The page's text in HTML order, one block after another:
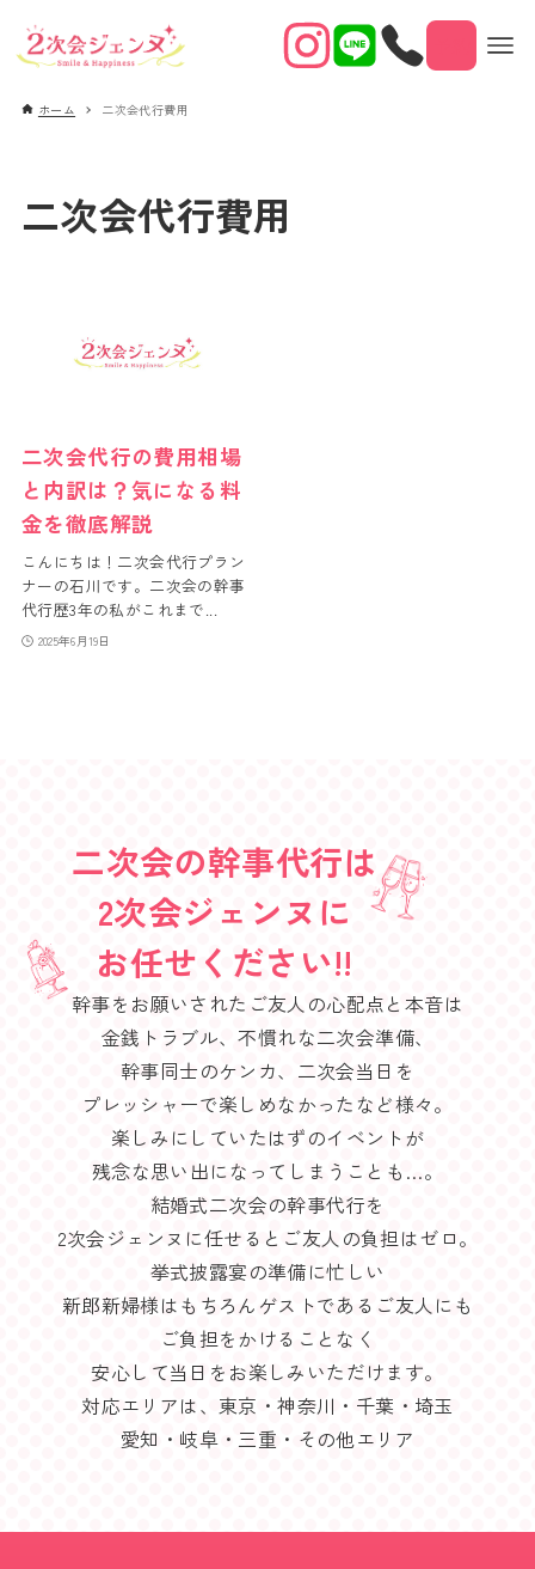
ホーム 二次会代行費用
二次会代行費用
二次会代行の費用相場
と内訳は？気になる料
金を徹底解説
こんにちは！二次会代行プラン
ナーの石川です。二次会の幹事
代行歴3年の私がこれまで...
2025年6月19日
二次会の幹事代行は
2次会ジェンヌに
お任せください!!
幹事をお願いされたご友人の心配点と本音は
金銭トラブル、不慣れな二次会準備、
幹事同士のケンカ、二次会当日を
プレッシャーで楽しめなかったなど様々。
楽しみにしていたはずのイベントが
残念な思い出になってしまうことも…。
結婚式二次会の幹事代行を
2次会ジェンヌに任せるとご友人の負担はゼロ。
挙式披露宴の準備に忙しい
新郎新婦様はもちろんゲストであるご友人にも
ご負担をかけることなく
安心して当日をお楽しみいただけます。
対応エリアは、東京・神奈川・千葉・埼玉
愛知・岐阜・三重・その他エリア